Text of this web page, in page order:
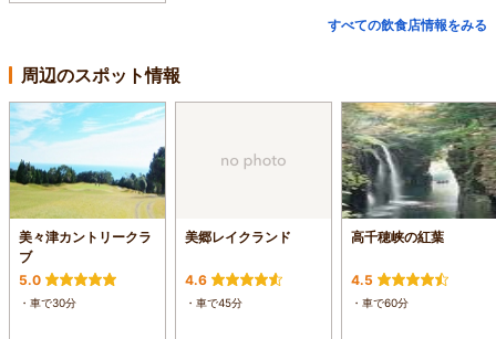
すべての飲食店情報をみる
周辺のスポット情報
美々津カントリークラ
ブ
5.0
・車で30分
美郷レイクランド
4.6
・車で45分
高千穂峡の紅葉
4.5
・車で60分